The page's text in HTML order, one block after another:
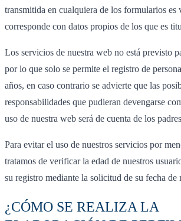
transmitida en cualquiera de los formularios es
corresponde con datos propios de los que es
Los servicios de nuestra web no está previsto
por lo que solo se permite el registro de
años, en caso contrario se advierte que las
responsabilidades que pudieran devengarse
uso de nuestra web será de cuenta de los
Para evitar el uso de nuestros servicios por
tratamos de verificar la edad de nuestros
su registro mediante la solicitud de su fecha de
¿CÓMO SE REALIZA LA